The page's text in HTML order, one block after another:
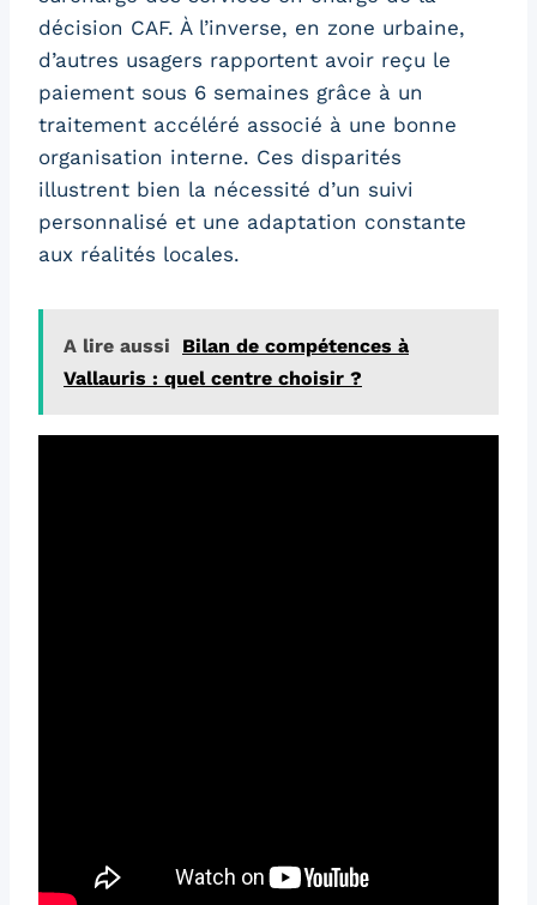
décision CAF. À l’inverse, en zone urbaine,
d’autres usagers rapportent avoir reçu le
paiement sous 6 semaines grâce à un
traitement accéléré associé à une bonne
organisation interne. Ces disparités
illustrent bien la nécessité d’un suivi
personnalisé et une adaptation constante
aux réalités locales.
A lire aussi
Bilan de compétences à
Vallauris : quel centre choisir ?